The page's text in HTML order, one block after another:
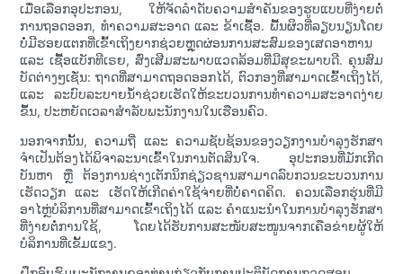
ເມື່ອເລືອກອຸປະກອນ, ໃຫ້ຈັດລຳດັບຄວາມສຳຄັນຂອງຮູບແບບທີ່ງ່າຍຕໍ່
ການຖອດອອກ, ທຳຄວາມສະອາດ ແລະ ຂ້າເຊື້ອ. ພື້ນຜິວທີ່ລຽບນຽນໂດຍ
ບໍ່ມີຮອຍແຕກທີ່ເຂົ້າເຖິງຍາກຊ່ວຍຫຼຸດຜ່ອນການສະສົມຂອງເສດອາຫານ
ແລະ ເຊື້ອແບັກທີເຣຍ, ສົ່ງເສີມສະພາບແວດລ້ອມທີ່ມີສຸຂະພາບດີ. ຄຸນສົມ
ບັດຕ່າງໆເຊັ່ນ: ຖາດທີ່ສາມາດຖອດອອກໄດ້, ຕົວກອງທີ່ສາມາດເຂົ້າເຖິງໄດ້,
ແລະ ລະບົບລະບາຍນ້ຳຊ່ວຍເຮັດໃຫ້ຂະບວນການທຳຄວາມສະອາດງ່າຍ
ຂຶ້ນ, ປະຫຍັດເວລາສຳລັບພະນັກງານໃນເຮືອນຄົວ.
ນອກຈາກນັ້ນ, ຄວາມຖີ່ ແລະ ຄວາມຊັບຊ້ອນຂອງວຽກງານບຳລຸງຮັກສາ
ຈຳເປັນຕ້ອງໄດ້ພິຈາລະນາເຂົ້າໃນການຕັດສິນໃຈ. ອຸປະກອນທີ່ມັກເກີດ
ບັນຫາ ຫຼື ຕ້ອງການຊ່າງເຕັກນິກຊ່ຽວຊານສາມາດລົບກວນຂະບວນການ
ເຮັດວຽກ ແລະ ເຮັດໃຫ້ເກີດຄ່າໃຊ້ຈ່າຍທີ່ບໍ່ຄາດຄິດ. ຄວນເລືອກຮຸ່ນທີ່ມີ
ອາໄຫຼ່ບໍລິການທີ່ສາມາດເຂົ້າເຖິງໄດ້ ແລະ ຄຳແນະນຳໃນການບຳລຸງຮັກສາ
ທີ່ງ່າຍຕໍ່ການໃຊ້, ໂດຍໄດ້ຮັບການສະໜັບສະໜູນຈາກເຄືອຂ່າຍຜູ້ໃຫ້
ບໍລິການທີ່ເຂັ້ມແຂງ.